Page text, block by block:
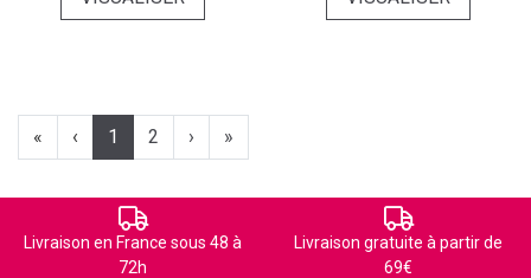
« ‹ 1 2 › »
Livraison en France sous 48 à
72h
Livraison gratuite à partir de
69€